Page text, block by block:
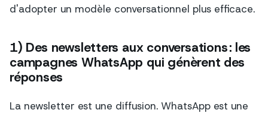
d'adopter un modèle conversationnel plus efficace.
1) Des newsletters aux conversations : les
campagnes WhatsApp qui génèrent des
réponses
La newsletter est une diffusion. WhatsApp est une